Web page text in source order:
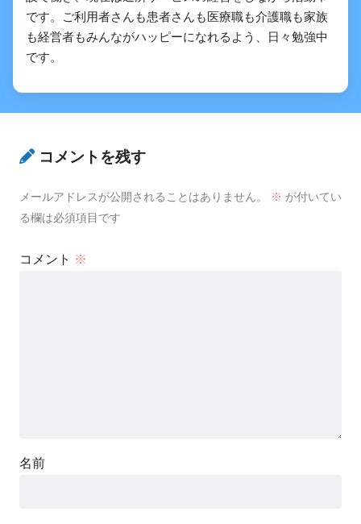
です。ご利用者さんも患者さんも医療職も介護職も家族
も経営者もみんながハッピーになれるよう、日々勉強中
です。
コメントを残す
メールアドレスが公開されることはありません。 ※ が付いてい
る欄は必須項目です
コメント ※
名前